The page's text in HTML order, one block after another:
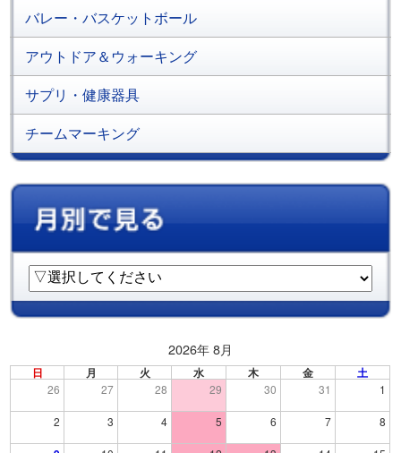
バレー・バスケットボール
アウトドア＆ウォーキング
サプリ・健康器具
チームマーキング
2026年 8月
日 月 火 水 木 金 土
26 27 28 29 30 31 1
2 3 4 5 6 7 8